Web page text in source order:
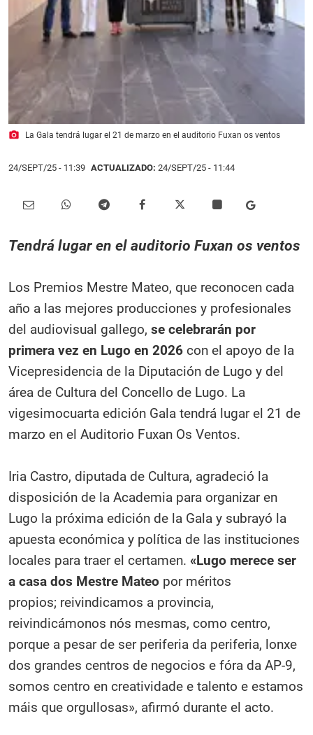
photo_camera La Gala tendrá lugar el 21 de marzo en el auditorio Fuxan os ventos
24/SEPT/25 - 11:39 ACTUALIZADO: 24/SEPT/25 - 11:44
Tendrá lugar en el auditorio Fuxan os ventos
Los Premios Mestre Mateo, que reconocen cada
año a las mejores producciones y profesionales
del audiovisual gallego, se celebrarán por
primera vez en Lugo en 2026 con el apoyo de la
Vicepresidencia de la Diputación de Lugo y del
área de Cultura del Concello de Lugo. La
vigesimocuarta edición Gala tendrá lugar el 21 de
marzo en el Auditorio Fuxan Os Ventos.
Iria Castro, diputada de Cultura, agradeció la
disposición de la Academia para organizar en
Lugo la próxima edición de la Gala y subrayó la
apuesta económica y política de las instituciones
locales para traer el certamen. «Lugo merece ser
a casa dos Mestre Mateo por méritos
propios; reivindicamos a provincia,
reivindicámonos nós mesmas, como centro,
porque a pesar de ser periferia da periferia, lonxe
dos grandes centros de negocios e fóra da AP-9,
somos centro en creatividade e talento e estamos
máis que orgullosas», afirmó durante el acto.